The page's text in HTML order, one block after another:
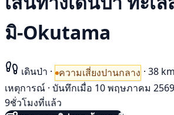
มิ-Okutama
เดินป่า · ความเสี่ยงปานกลาง · 38 km
เหตุการณ์ · บันทึกเมื่อ 10 พฤษภาคม 2569
9ชั่วโมงที่แล้ว